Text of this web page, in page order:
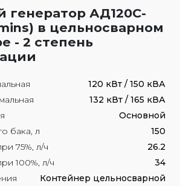
генератор АД120С-
в цельносварном
- 2 степень
120 кВт / 150 кВА
132 кВт / 165 кВА
Основной
бака, л
150
75%, л/ч
26.2
100%, л/ч
34
Контейнер цельносварной